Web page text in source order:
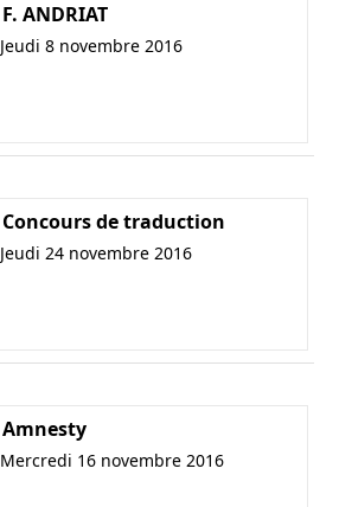
F. ANDRIAT
Jeudi 8 novembre 2016
Concours de traduction
Jeudi 24 novembre 2016
Amnesty
Mercredi 16 novembre 2016